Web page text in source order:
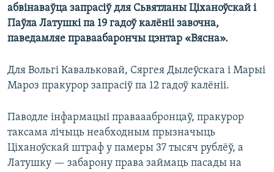
абвінаваўца запрасіў для Сьвятланы Ціханоўскай і
Паўла Латушкі па 19 гадоў калёніі завочна,
паведамляе праваабарончы цэнтар «Вясна».
Для Вольгі Кавальковай, Сяргея Дылеўскага і Марыі
Мароз пракурор запрасіў па 12 гадоў калёніі.
Паводле інфармацыі правааабронцаў, пракурор
таксама лічыць неабходным прызначыць
Ціханоўскай штраф у памеры 37 тысяч рублёў, а
Латушку — забарону права займаць пасады на